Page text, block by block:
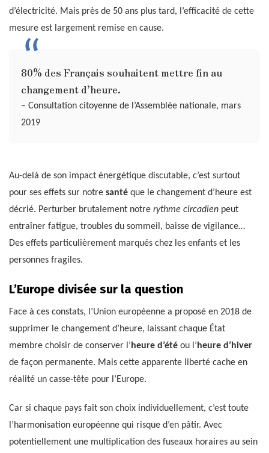
d’électricité. Mais près de 50 ans plus tard, l’efficacité de cette
mesure est largement remise en cause.
80% des Français souhaitent mettre fin au
changement d’heure.
– Consultation citoyenne de l’Assemblée nationale, mars
2019
Au-delà de son impact énergétique discutable, c’est surtout
pour ses effets sur notre santé que le changement d’heure est
décrié. Perturber brutalement notre rythme circadien peut
entraîner fatigue, troubles du sommeil, baisse de vigilance…
Des effets particulièrement marqués chez les enfants et les
personnes fragiles.
L’Europe divisée sur la question
Face à ces constats, l’Union européenne a proposé en 2018 de
supprimer le changement d’heure, laissant chaque État
membre choisir de conserver l’ heure d’été ou l’ heure d’hiver
de façon permanente. Mais cette apparente liberté cache en
réalité un casse-tête pour l’Europe.
Car si chaque pays fait son choix individuellement, c’est toute
l’harmonisation européenne qui risque d’en pâtir. Avec
potentiellement une multiplication des fuseaux horaires au sein